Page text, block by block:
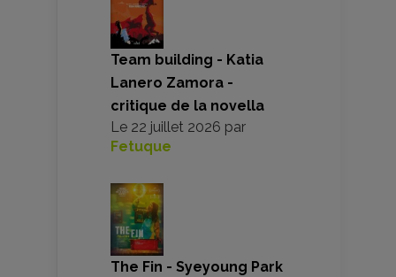
Team building - Katia
Lanero Zamora -
critique de la novella
Le 22 juillet 2026 par
Fetuque
The Fin - Syeyoung Park